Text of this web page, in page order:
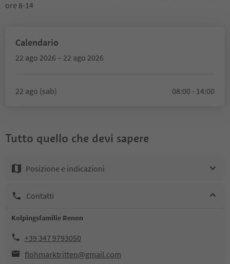
ore 8-14
Calendario
22 ago 2026 – 22 ago 2026
22 ago (sab) 08:00 - 14:00
Tutto quello che devi sapere
Posizione e indicazioni
Contatti
Kolpingsfamilie Renon
+39 347 9793050
flohmarktritten@gmail.com